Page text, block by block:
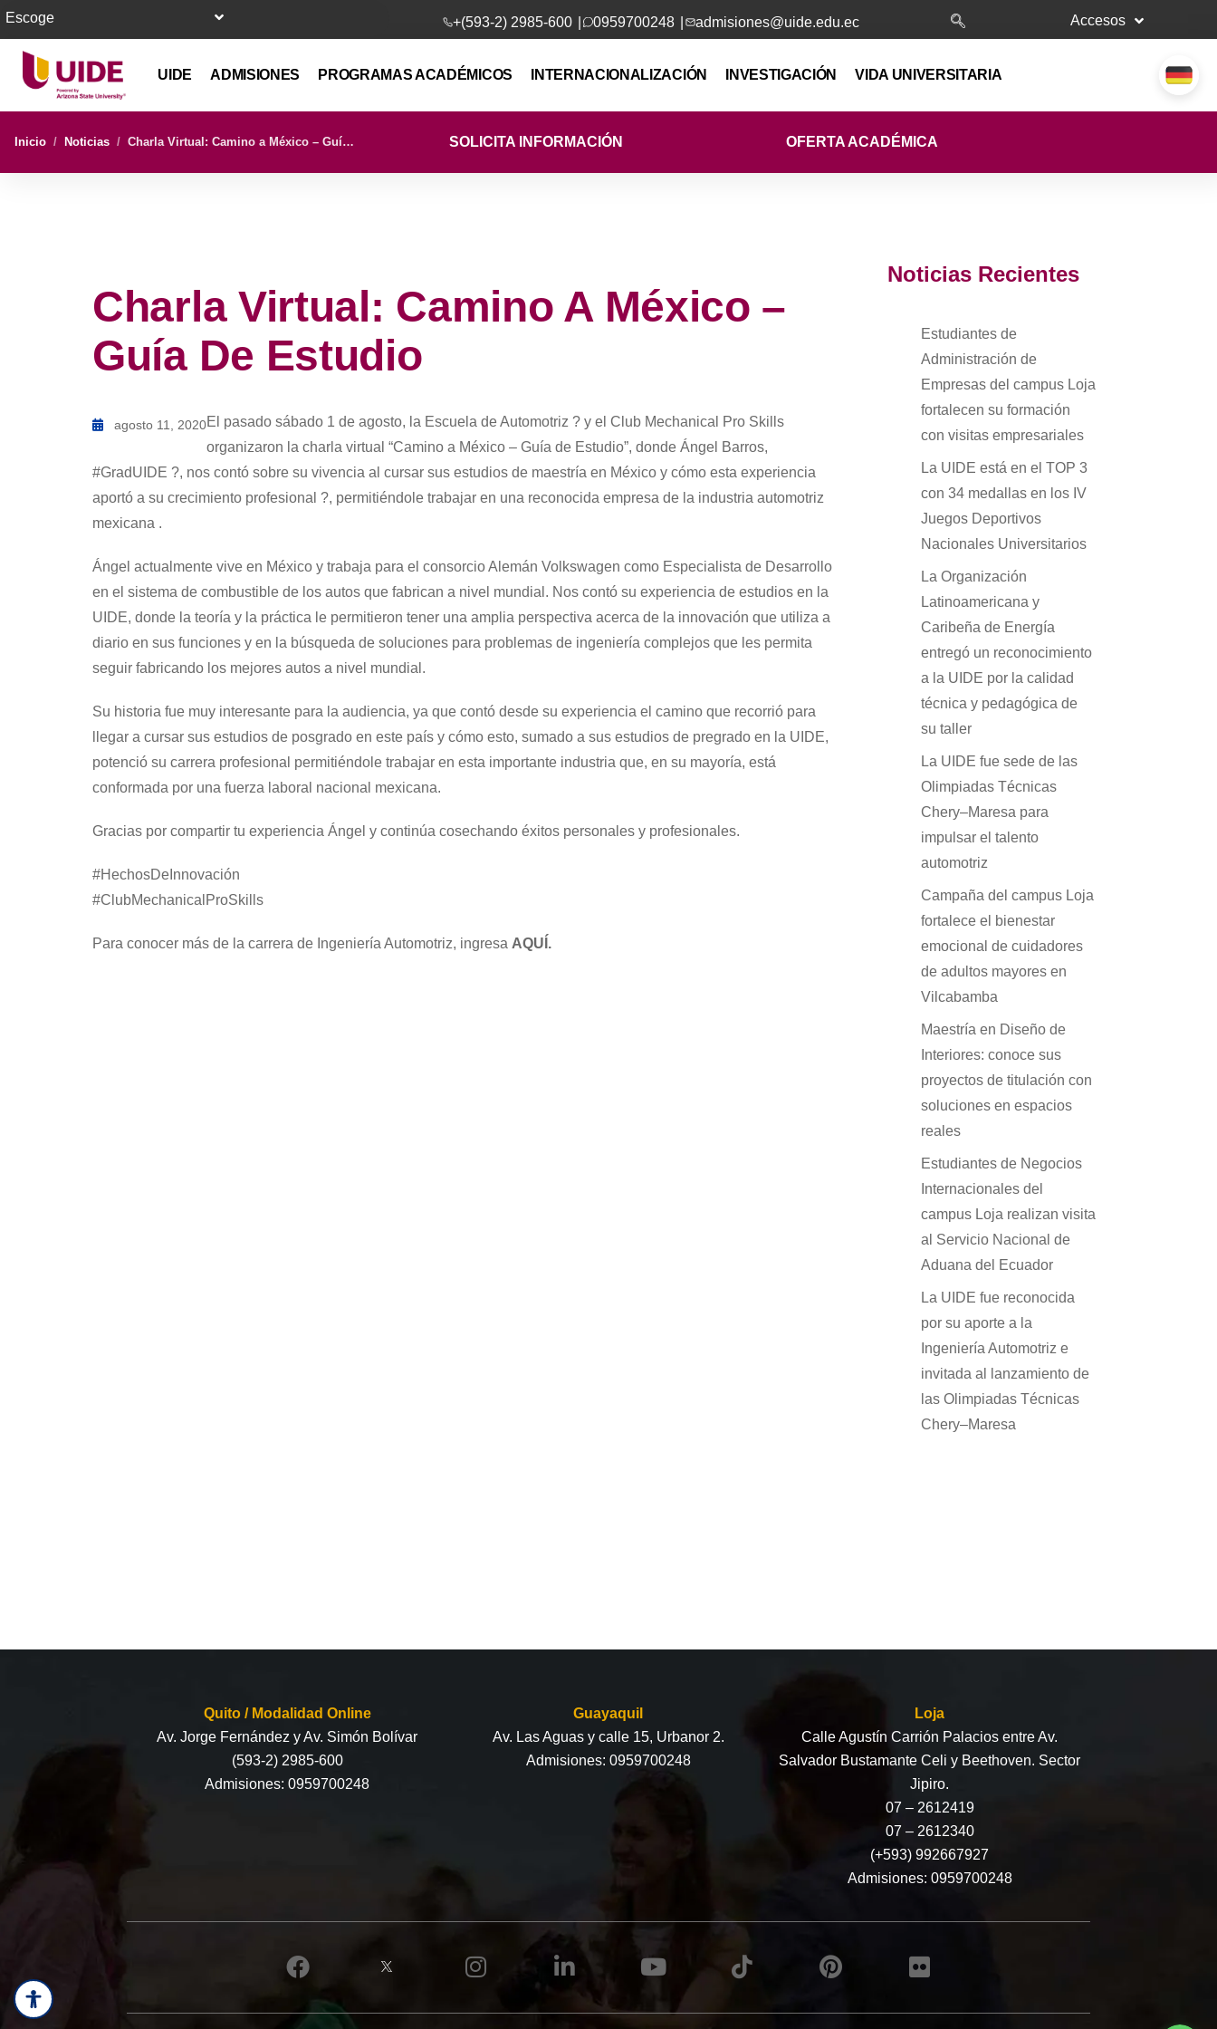
Escoge +(593-2) 2985-600 0959700248 admisiones@uide.edu.ec Accesos
UIDE ADMISIONES PROGRAMAS ACADÉMICOS INTERNACIONALIZACIÓN INVESTIGACIÓN VIDA UNIVERSITARIA
Inicio / Noticias / Charla Virtual: Camino a México – Guía de Estudio SOLICITA INFORMACIÓN OFERTA ACADÉMICA
Charla Virtual: Camino A México –
Guía De Estudio
agosto 11, 2020El pasado sábado 1 de agosto, la Escuela de Automotriz ? y el Club Mechanical Pro Skills
organizaron la charla virtual “Camino a México – Guía de Estudio”, donde Ángel Barros,
#GradUIDE ?, nos contó sobre su vivencia al cursar sus estudios de maestría en México y cómo esta experiencia
aportó a su crecimiento profesional ?, permitiéndole trabajar en una reconocida empresa de la industria automotriz
mexicana .
Ángel actualmente vive en México y trabaja para el consorcio Alemán Volkswagen como Especialista de Desarrollo
en el sistema de combustible de los autos que fabrican a nivel mundial. Nos contó su experiencia de estudios en la
UIDE, donde la teoría y la práctica le permitieron tener una amplia perspectiva acerca de la innovación que utiliza a
diario en sus funciones y en la búsqueda de soluciones para problemas de ingeniería complejos que les permita
seguir fabricando los mejores autos a nivel mundial.
Su historia fue muy interesante para la audiencia, ya que contó desde su experiencia el camino que recorrió para
llegar a cursar sus estudios de posgrado en este país y cómo esto, sumado a sus estudios de pregrado en la UIDE,
potenció su carrera profesional permitiéndole trabajar en esta importante industria que, en su mayoría, está
conformada por una fuerza laboral nacional mexicana.
Gracias por compartir tu experiencia Ángel y continúa cosechando éxitos personales y profesionales.
#HechosDeInnovación
#ClubMechanicalProSkills
Para conocer más de la carrera de Ingeniería Automotriz, ingresa AQUÍ.
Noticias Recientes
Estudiantes de
Administración de
Empresas del campus Loja
fortalecen su formación
con visitas empresariales
La UIDE está en el TOP 3
con 34 medallas en los IV
Juegos Deportivos
Nacionales Universitarios
La Organización
Latinoamericana y
Caribeña de Energía
entregó un reconocimiento
a la UIDE por la calidad
técnica y pedagógica de
su taller
La UIDE fue sede de las
Olimpiadas Técnicas
Chery–Maresa para
impulsar el talento
automotriz
Campaña del campus Loja
fortalece el bienestar
emocional de cuidadores
de adultos mayores en
Vilcabamba
Maestría en Diseño de
Interiores: conoce sus
proyectos de titulación con
soluciones en espacios
reales
Estudiantes de Negocios
Internacionales del
campus Loja realizan visita
al Servicio Nacional de
Aduana del Ecuador
La UIDE fue reconocida
por su aporte a la
Ingeniería Automotriz e
invitada al lanzamiento de
las Olimpiadas Técnicas
Chery–Maresa
Quito / Modalidad Online
Av. Jorge Fernández y Av. Simón Bolívar
(593-2) 2985-600
Admisiones:0959700248
Guayaquil
Av. Las Aguas y calle 15, Urbanor 2.
Admisiones: 0959700248
Loja
Calle Agustín Carrión Palacios entre Av.
Salvador Bustamante Celi y Beethoven. Sector
Jipiro.
07 – 2612419
07 – 2612340
(+593) 992667927
Admisiones: 0959700248